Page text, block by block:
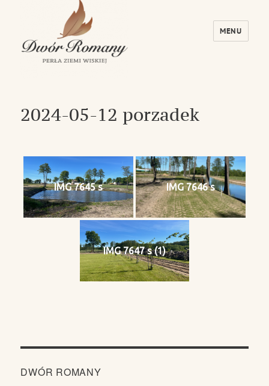
MENU
2024-05-12 porzadek
IMG 7645 s IMG 7646 s
IMG 7647 s (1)
DWÓR ROMANY